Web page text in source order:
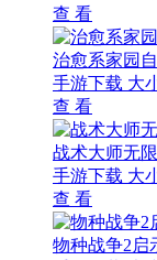
查 看
治愈系家园
手游下载 大
查 看
战术大师无
手游下载 大
查 看
物种战争2启